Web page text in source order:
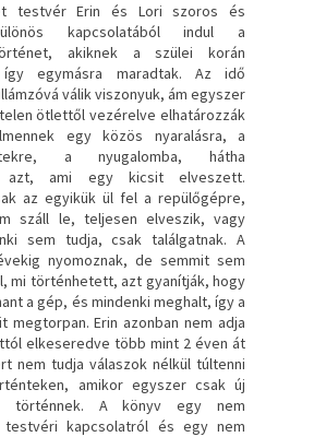
testvér Erin és Lori szoros és
kapcsolatából indul a
akiknek a szülei korán
így egymásra maradtak. Az idő
válik viszonyuk, ám egyszer
ötlettől vezérelve elhatározzák
egy közös nyaralásra, a
a nyugalomba, hátha
azt, ami egy kicsit elveszett.
az egyikük ül fel a repülőgépre,
száll le, teljesen elveszik, vagy
sem tudja, csak találgatnak. A
nyomoznak, de semmit sem
mi történhetett, azt gyanítják, hogy
a gép, és mindenki meghalt, így a
megtorpan. Erin azonban nem adja
elkeseredve több mint 2 éven át
nem tudja válaszok nélkül túltenni
amikor egyszer csak új
történnek. A könyv egy nem
testvéri kapcsolatról és egy nem